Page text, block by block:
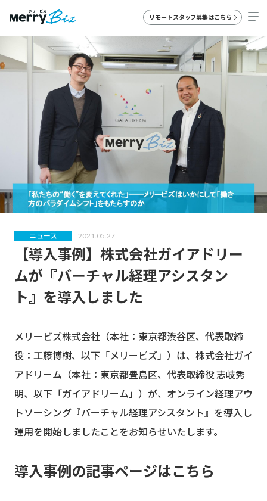
リモートスタッフ募集はこちら
ニュース 2021.05.27
【導入事例】株式会社ガイアドリー
ムが『バーチャル経理アシスタン
ト』を導入しました
メリービズ株式会社（本社：東京都渋谷区、代表取締
役：工藤博樹、以下「メリービズ」）は、株式会社ガイ
アドリーム（本社：東京都豊島区、代表取締役 志岐秀
明、以下「ガイアドリーム」）が、オンライン経理アウ
トソーシング『バーチャル経理アシスタント』を導入し
運用を開始しましたことをお知らせいたします。
導入事例の記事ページはこちら